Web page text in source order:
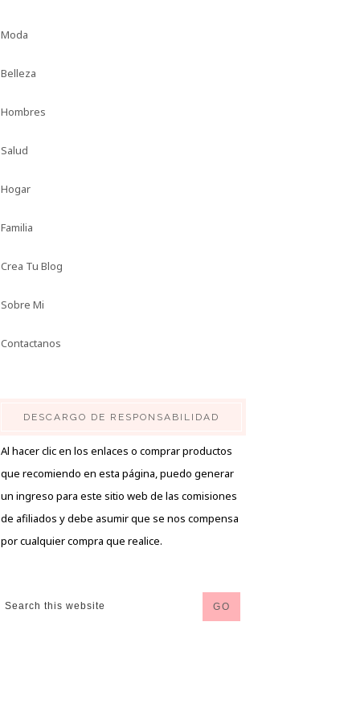
Moda
Belleza
Hombres
Salud
Hogar
Familia
Crea Tu Blog
Sobre Mi
Contactanos
DESCARGO DE RESPONSABILIDAD
Al hacer clic en los enlaces o comprar productos
que recomiendo en esta página, puedo generar
un ingreso para este sitio web de las comisiones
de afiliados y debe asumir que se nos compensa
por cualquier compra que realice.